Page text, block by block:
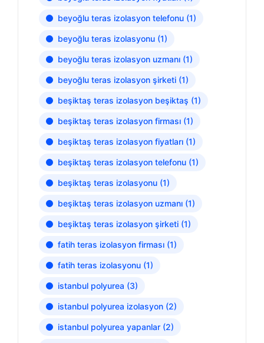
beyoğlu teras izolasyon telefonu (1)
beyoğlu teras izolasyonu (1)
beyoğlu teras izolasyon uzmanı (1)
beyoğlu teras izolasyon şirketi (1)
beşiktaş teras izolasyon beşiktaş (1)
beşiktaş teras izolasyon firması (1)
beşiktaş teras izolasyon fiyatları (1)
beşiktaş teras izolasyon telefonu (1)
beşiktaş teras izolasyonu (1)
beşiktaş teras izolasyon uzmanı (1)
beşiktaş teras izolasyon şirketi (1)
fatih teras izolasyon firması (1)
fatih teras izolasyonu (1)
istanbul polyurea (3)
istanbul polyurea izolasyon (2)
istanbul polyurea yapanlar (2)